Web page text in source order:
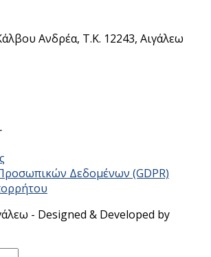
Ανδρέα, Τ.Κ. 12243, Αιγάλεω
Δεδομένων (GDPR)
- Designed & Developed by